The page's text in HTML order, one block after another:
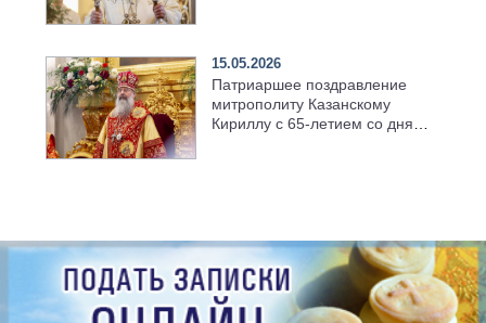
15.05.2026
Патриаршее поздравление
митрополиту Казанскому
Кириллу с 65-летием со дня